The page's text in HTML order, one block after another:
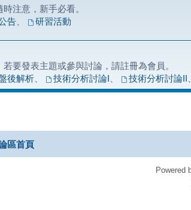
注意，新手必看。
告、 研習活動
要發表主題或參與討論，請註冊為會員。
後解析、 技術分析討論I 技術分析討論II
區首頁
Powered